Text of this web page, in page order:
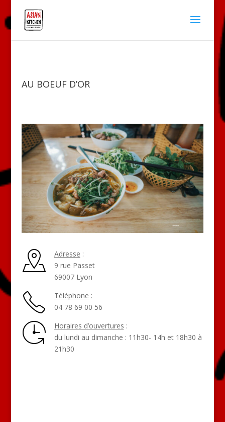
AU BOEUF D’OR
Adresse :
9 rue Passet
69007 Lyon
Téléphone :
04 78 69 00 56
Horaires d’ouvertures :
du lundi au dimanche : 11h30- 14h et 18h30 à
21h30